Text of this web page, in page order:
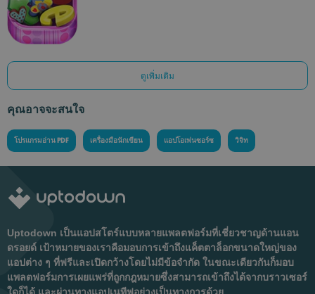
ดูเพิ่มเติม
คุณอาจจะสนใจ
โปรแกรมอ่าน PDF เครื่องมือนักเขียน แอปโอเพ่นซอร์ซ วิจิท
Uptodown เป็นแอปสโตร์แบบหลายแพลตฟอร์มที่เชี่ยวชาญด้านแอน
ดรอยด์ เป้าหมายของเราคือมอบการเข้าถึงแค็ตตาล็อกขนาดใหญ่ของ
แอปต่าง ๆ ที่ฟรีและเปิดกว้างโดยไม่มีข้อจำกัด ในขณะเดียวกันก็มอบ
แพลตฟอร์มการเผยแพร่ที่ถูกกฎหมายซึ่งสามารถเข้าถึงได้จากบราวเซอร์